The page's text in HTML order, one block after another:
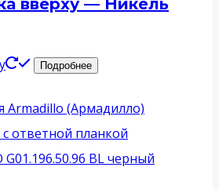
вверху — Никель
Подробнее